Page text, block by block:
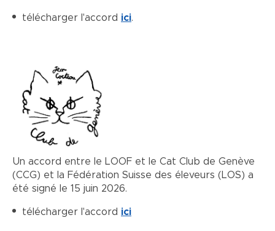
télécharger l'accord ici.
Un accord entre le LOOF et le Cat Club de Genève
(CCG) et la Fédération Suisse des éleveurs (LOS) a
été signé le 15 juin 2026.
télécharger l'accord ici